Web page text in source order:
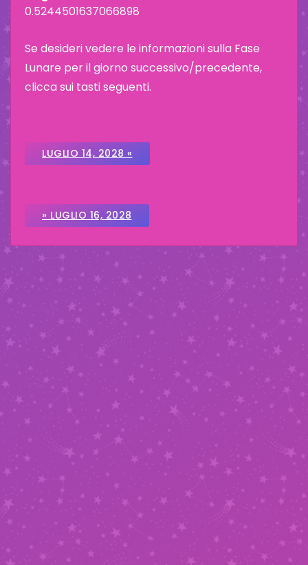
0.5244501637066898
Se desideri vedere le informazioni sulla Fase
Lunare per il giorno successivo/precedente,
clicca sui tasti seguenti.
LUGLIO 14, 2028 «
» LUGLIO 16, 2028